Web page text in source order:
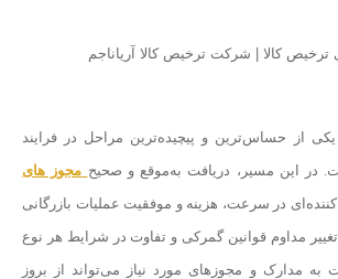
از حساس‌ترین و پیچیده‌ترین مراحل در فرایند
در این مسیر، دریافت به‌موقع و صحیح مجوز های
در سرعت، هزینه و موفقیت عملیات بازرگانی
تغییر مداوم قوانین گمرکی و تفاوت در شرایط هر نوع
به مدارک و مجوزهای مورد نیاز می‌تواند از بروز